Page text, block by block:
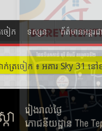
ចៀក ទស្សនៈ ព័ត៌មានអន្តរជ
ក់ត្រចៀក ៖ ដល់ករ ! ឈ្មួញដឹក